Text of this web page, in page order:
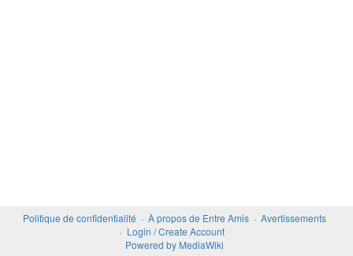
Politique de confidentialité À propos de Entre Amis
Avertissements
Login / Create Account
Powered by MediaWiki